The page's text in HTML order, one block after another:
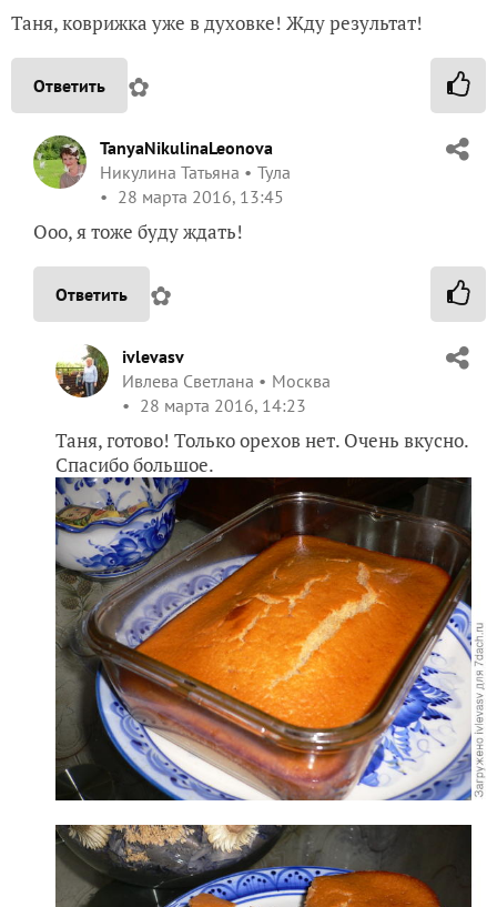
Таня, коврижка уже в духовке! Жду результат!
Ответить ✿
TanyaNikulinaLeonova
Никулина Татьяна
Тула
28 марта 2016, 13:45
Ооо, я тоже буду ждать!
Ответить ✿
ivlevasv
Ивлева Светлана
Москва
28 марта 2016, 14:23
Таня, готово! Только орехов нет. Очень вкусно.
Спасибо большое.